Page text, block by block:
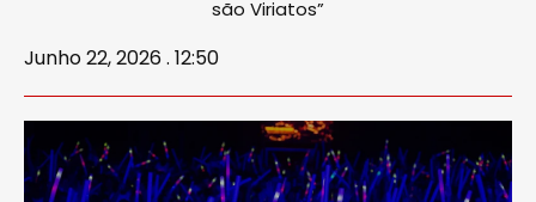
são Viriatos”
Junho 22, 2026 . 12:50